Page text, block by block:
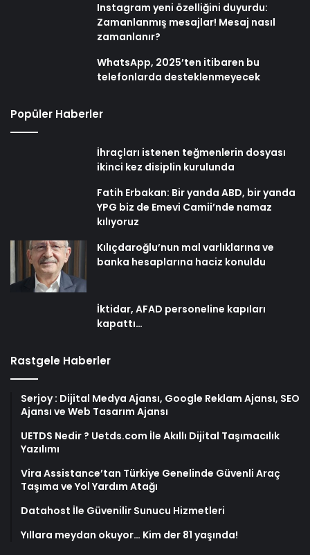
Instagram yeni özelliğini duyurdu:
Zamanlanmış mesajlar! Mesaj nasıl
zamanlanır?
WhatsApp, 2025’ten itibaren bu
telefonlarda desteklenmeyecek
Popüler Haberler
İhraçları istenen teğmenlerin dosyası
ikinci kez disiplin kurulunda
Fatih Erbakan: Bir yanda ABD, bir yanda
YPG biz de Emevi Camii’nde namaz
kılıyoruz
Kılıçdaroğlu’nun mal varlıklarına ve
banka hesaplarına haciz konuldu
İktidar, AFAD personeline kapıları
kapattı…
Rastgele Haberler
Serjoy : Dijital Medya Ajansı, Google Reklam Ajansı, SEO
Ajansı ve Web Tasarım Ajansı
UETDS Nedir ? Uetds.com İle Akıllı Dijital Taşımacılık
Yazılımı
Vira Assistance’tan Türkiye Genelinde Güvenli Araç
Taşıma ve Yol Yardım Atağı
Datahost İle Güvenilir Sunucu Hizmetleri
Yıllara meydan okuyor… Kim der 81 yaşında!